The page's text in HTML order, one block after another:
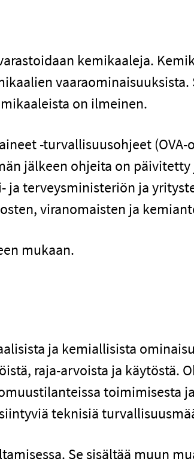
kemikaaleja.
on ilmeinen.
-turvallisuusohjeet
jälkeen ohjeita on
ja terveysministeriön ja
viranomaisten ja
mukaan.
ja kemiallisista
raja-arvoista ja käytöstä.
toimimisesta
teknisiä
Se sisältää muun